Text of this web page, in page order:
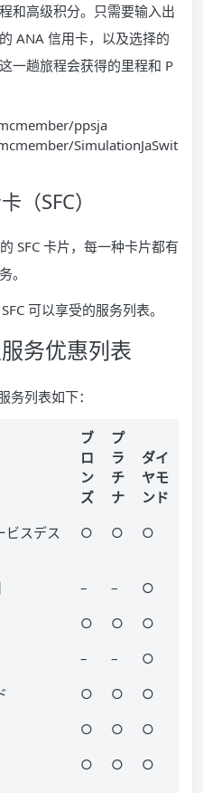
和高级积分。只需要输入出
ANA 信用卡，以及选择的
一趟旅程会获得的里程和 P
ppsja
SimulationJaSwit
（SFC）
SFC 卡片，每一种卡片都有
。
可以享受的服务列表。
务优惠列表
列表如下：
ブ
ロ
ン
ズ
プ
ラ
チ
ナ
ダイ
ヤモ
ンド
ビスデス
○ ○ ○
– –
○
○ ○
○
– –
○
○ ○
○
○ ○
○
○ ○
○